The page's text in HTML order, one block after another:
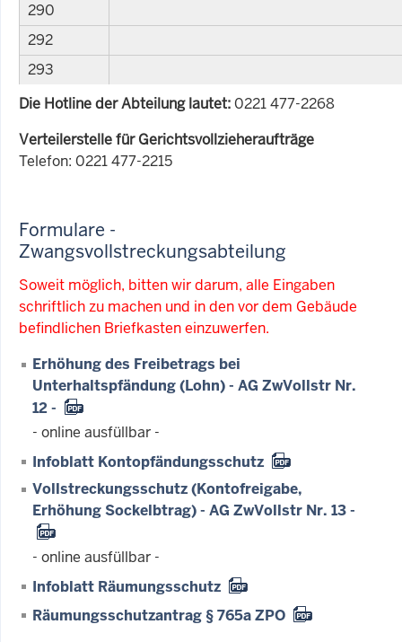
290
292
293
Die Hotline der Abteilung lautet:0221 477-2268
Verteilerstelle für Gerichtsvollzieheraufträge
Telefon: 0221 477-2215
Formulare -
Zwangsvollstreckungsabteilung
Soweit möglich, bitten wir darum, alle Eingaben
schriftlich zu machen und in den vor dem Gebäude
befindlichen Briefkasten einzuwerfen.
Erhöhung des Freibetrags bei
Unterhaltspfändung (Lohn) - AG ZwVollstr Nr.
12 -
- online ausfüllbar -
Infoblatt Kontopfändungsschutz
Vollstreckungsschutz (Kontofreigabe,
Erhöhung Sockelbtrag) - AG ZwVollstr Nr. 13 -
- online ausfüllbar -
Infoblatt Räumungsschutz
Räumungsschutzantrag § 765a ZPO